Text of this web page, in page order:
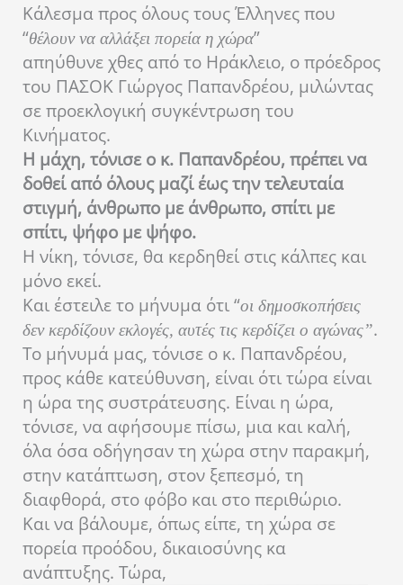
Κάλεσμα προς όλους τους Έλληνες που
“θέλουν να αλλάξει πορεία η χώρα”
απηύθυνε χθες από το Ηράκλειο, ο πρόεδρος
του ΠΑΣΟΚ Γιώργος Παπανδρέου, μιλώντας
σε προεκλογική συγκέντρωση του
Κινήματος.
Η μάχη, τόνισε ο κ. Παπανδρέου, πρέπει να
δοθεί από όλους μαζί έως την τελευταία
στιγμή, άνθρωπο με άνθρωπο, σπίτι με
σπίτι, ψήφο με ψήφο.
Η νίκη, τόνισε, θα κερδηθεί στις κάλπες και
μόνο εκεί.
Και έστειλε το μήνυμα ότι “οι δημοσκοπήσεις
δεν κερδίζουν εκλογές, αυτές τις κερδίζει ο αγώνας”.
Το μήνυμά μας, τόνισε ο κ. Παπανδρέου,
προς κάθε κατεύθυνση, είναι ότι τώρα είναι
η ώρα της συστράτευσης. Είναι η ώρα,
τόνισε, να αφήσουμε πίσω, μια και καλή,
όλα όσα οδήγησαν τη χώρα στην παρακμή,
στην κατάπτωση, στον ξεπεσμό, τη
διαφθορά, στο φόβο και στο περιθώριο.
Και να βάλουμε, όπως είπε, τη χώρα σε
πορεία προόδου, δικαιοσύνης κα
ανάπτυξης. Τώρα,